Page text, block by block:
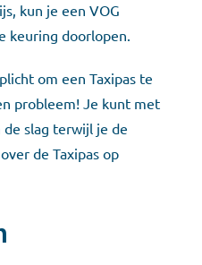
kun je een VOG
keuring doorlopen.
om een Taxipas te
probleem! Je kunt met
de slag terwijl je de
de Taxipas op